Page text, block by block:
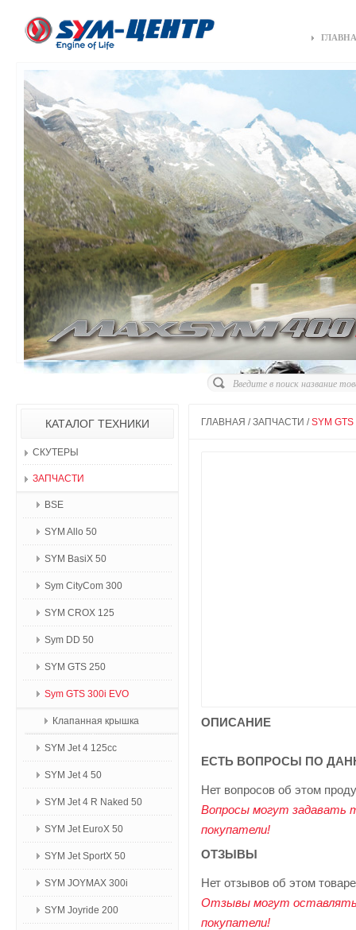
КАТАЛОГ ТЕХНИКИ
СКУТЕРЫ
ЗАПЧАСТИ
BSE
SYM Allo 50
SYM BasiX 50
Sym CityCom 300
SYM CROX 125
Sym DD 50
SYM GTS 250
Sym GTS 300i EVO
Клапанная крышка
SYM Jet 4 125сс
SYM Jet 4 50
SYM Jet 4 R Naked 50
SYM Jet EuroX 50
SYM Jet SportX 50
SYM JOYMAX 300i
SYM Joyride 200
ГЛАВНАЯ / ЗАПЧАСТИ / SYM
ОПИСАНИЕ
ЕСТЬ ВОПРОСЫ ПО
Нет вопросов об этом
Вопросы могут задавать
покупатели!
ОТЗЫВЫ
Нет отзывов об этом товаре
Отзывы могут оставлять
покупатели!